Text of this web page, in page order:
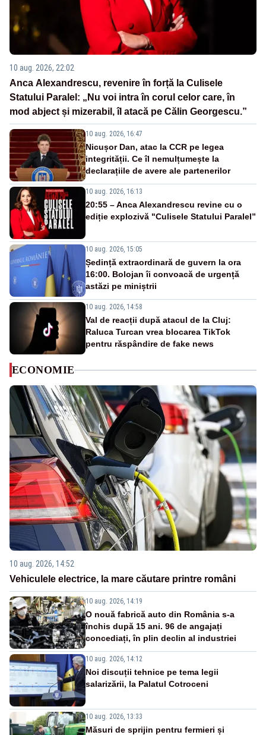
10 aug. 2026, 22:02
Anca Alexandrescu, revenire în forță la Culisele
Statului Paralel: „Nu voi intra în corul celor care, în
mod abject și mizerabil, îl atacă pe Călin Georgescu.”
10 aug. 2026, 16:47
Nicușor Dan, atac la CCR pe legea
integrității. Ce îl nemulțumește la
declarațiile de avere ale partenerilor
10 aug. 2026, 16:13
20:55 – Anca Alexandrescu revine cu o
ediție explozivă "Culisele Statului Paralel”
10 aug. 2026, 15:05
Ședință extraordinară de guvern la ora
16:00. Bolojan îi convoacă de urgență
astăzi pe miniștrii
10 aug. 2026, 14:58
Val de reacții după atacul de la Cluj:
Raluca Turcan vrea blocarea TikTok
pentru răspândire de fake news
ECONOMIE
10 aug. 2026, 14:52
Vehiculele electrice, la mare căutare printre români
10 aug. 2026, 14:19
O nouă fabrică auto din România s-a
închis după 15 ani. 96 de angajați
concediați, în plin declin al industriei
10 aug. 2026, 14:12
Noi discuții tehnice pe tema legii
salarizării, la Palatul Cotroceni
10 aug. 2026, 13:33
Măsuri de sprijin pentru fermieri și